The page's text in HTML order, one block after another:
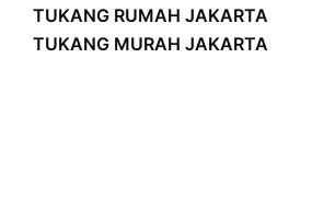
TUKANG RUMAH JAKARTA
TUKANG MURAH JAKARTA